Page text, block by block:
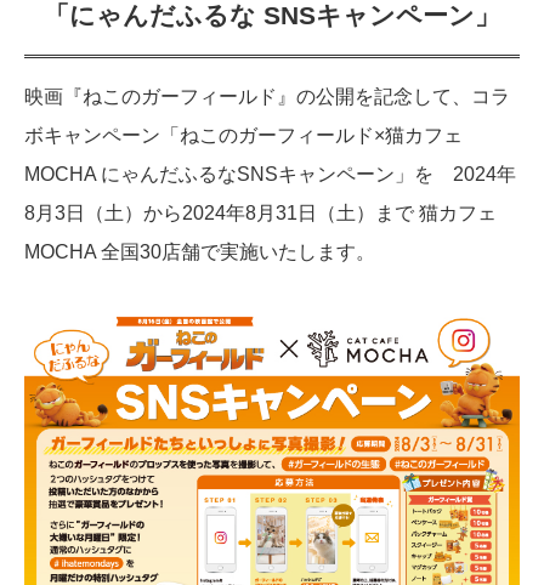
「にゃんだふるな SNSキャンペーン」
映画『ねこのガーフィールド』の公開を記念して、コラ
ボキャンペーン「ねこのガーフィールド×猫カフェ
MOCHA にゃんだふるなSNSキャンペーン」を 2024年
8月3日（土）から2024年8月31日（土）まで 猫カフェ
MOCHA 全国30店舗で実施いたします。